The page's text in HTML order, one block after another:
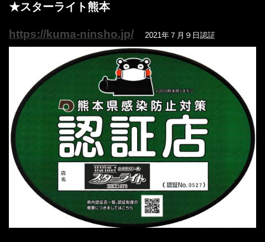
★スターライト熊本
https://kuma-ninsho.jp/ 2021年７月９日認証